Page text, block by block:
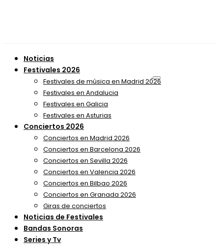
Noticias
Festivales 2026
Festivales de música en Madrid 2026
Festivales en Andalucia
Festivales en Galicia
Festivales en Asturias
Conciertos 2026
Conciertos en Madrid 2026
Conciertos en Barcelona 2026
Conciertos en Sevilla 2026
Conciertos en Valencia 2026
Conciertos en Bilbao 2026
Conciertos en Granada 2026
Giras de conciertos
Noticias de Festivales
Bandas Sonoras
Series y Tv